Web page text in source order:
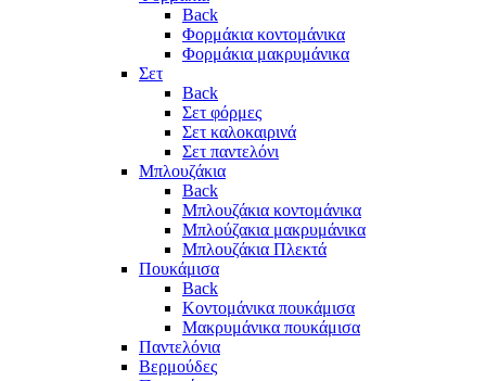
Back
Φορμάκια κοντομάνικα
Φορμάκια μακρυμάνικα
Σετ
Back
Σετ φόρμες
Σετ καλοκαιρινά
Σετ παντελόνι
Μπλουζάκια
Back
Μπλουζάκια κοντομάνικα
Μπλούζακια μακρυμάνικα
Μπλουζάκια Πλεκτά
Πουκάμισα
Back
Κοντομάνικα πουκάμισα
Μακρυμάνικα πουκάμισα
Παντελόνια
Βερμούδες